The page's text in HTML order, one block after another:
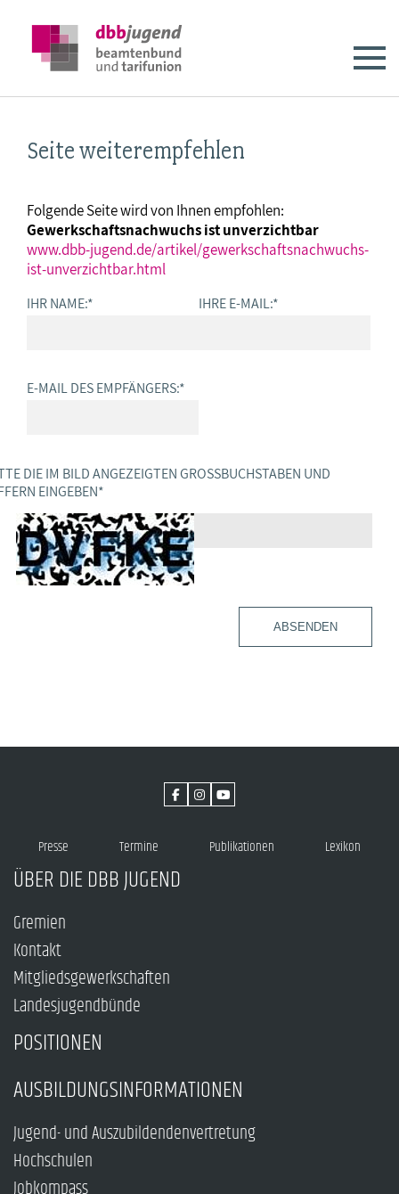
Seite weiterempfehlen
Folgende Seite wird von Ihnen empfohlen:
Gewerkschaftsnachwuchs ist unverzichtbar
www.dbb-jugend.de/artikel/gewerkschaftsnachwuchs-
ist-unverzichtbar.html
IHR NAME:* IHRE E-MAIL:*
E-MAIL DES EMPFÄNGERS:*
DIE IM BILD ANGEZEIGTEN GROSSBUCHSTABEN UND Z
EINGEBEN *
ABSENDEN
Presse Termine Publikationen Lexikon
ÜBER DIE DBB JUGEND
Gremien
Kontakt
Mitgliedsgewerkschaften
Landesjugendbünde
POSITIONEN
AUSBILDUNGSINFORMATIONEN
Jugend- und Auszubildendenvertretung
Hochschulen